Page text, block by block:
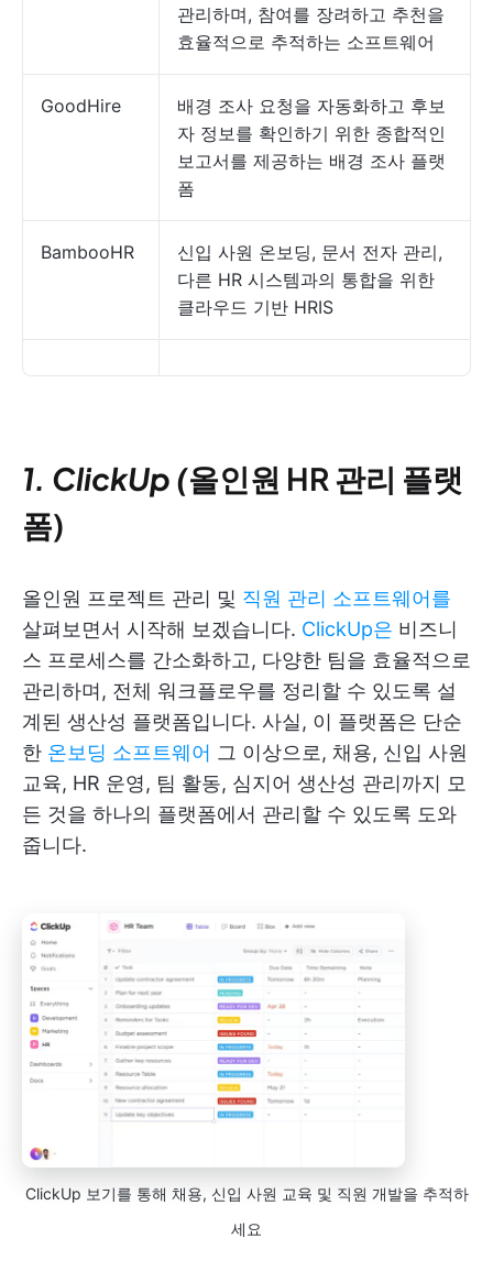
관리하며, 참여를 장려하고 추천을
효율적으로 추적하는 소프트웨어
GoodHire
배경 조사 요청을 자동화하고 후보
자 정보를 확인하기 위한 종합적인
보고서를 제공하는 배경 조사 플랫
폼
BambooHR
신입 사원 온보딩, 문서 전자 관리,
다른 HR 시스템과의 통합을 위한
클라우드 기반 HRIS
1. ClickUp (올인원 HR 관리 플랫
폼)
올인원 프로젝트 관리 및 직원 관리 소프트웨어를
살펴보면서 시작해 보겠습니다. ClickUp은 비즈니
스 프로세스를 간소화하고, 다양한 팀을 효율적으로
관리하며, 전체 워크플로우를 정리할 수 있도록 설
계된 생산성 플랫폼입니다. 사실, 이 플랫폼은 단순
한 온보딩 소프트웨어 그 이상으로, 채용, 신입 사원
교육, HR 운영, 팀 활동, 심지어 생산성 관리까지 모
든 것을 하나의 플랫폼에서 관리할 수 있도록 도와
줍니다.
ClickUp 보기를 통해 채용, 신입 사원 교육 및 직원 개발을 추적하
세요